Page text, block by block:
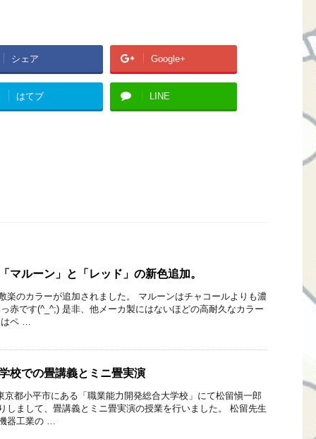
シェア Google+
はてブ LINE
マルーン」と「レッド」の新色追加。
楽のカラーが追加されました。 マルーンはチャコールよりも濃
赤です(^_^;) 是非、他メーカ製にはないほどの高耐久なカラー
ペ …
校での畳講義とミニ畳実演
京都小平市にある「職業能力開発総合大学校」にて松留愼一郎
しまして、畳講義とミニ畳実演の授業を行いました。 松留先生
器工業の …